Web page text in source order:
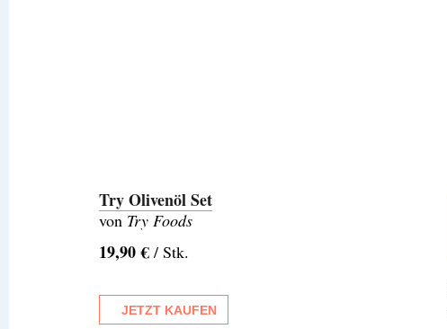
Try Olivenöl Set
von Try Foods
19,90 € / Stk.
JETZT KAUFEN